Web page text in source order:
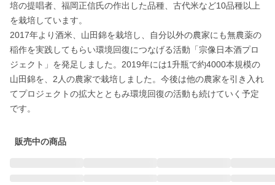
培の提唱者、福岡正信氏の作出した品種、古代米など10品種以上
を栽培しています。
2017年より酒米、山田錦を栽培し、自分以外の農家にも無農薬の
稲作を実践してもらい環境回復につなげる活動「宗像日本酒プロ
ジェクト」を発足しました。2019年には1升瓶で約4000本規模の
山田錦を、2人の農家で栽培しました。今後は他の農家を引き入れ
てプロジェクトの拡大とともみ環境回復の活動も続けていく予定
です。
販売中の商品